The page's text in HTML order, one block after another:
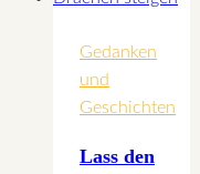
Gedanken
und
Geschichten
Lass den